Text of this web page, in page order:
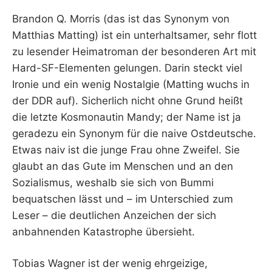
Brandon Q. Morris (das ist das Synonym von
Matthias Matting) ist ein unterhaltsamer, sehr flott
zu lesender Heimatroman der besonderen Art mit
Hard-SF-Elementen gelungen. Darin steckt viel
Ironie und ein wenig Nostalgie (Matting wuchs in
der DDR auf). Sicherlich nicht ohne Grund heißt
die letzte Kosmonautin Mandy; der Name ist ja
geradezu ein Synonym für die naive Ostdeutsche.
Etwas naiv ist die junge Frau ohne Zweifel. Sie
glaubt an das Gute im Menschen und an den
Sozialismus, weshalb sie sich von Bummi
bequatschen lässt und – im Unterschied zum
Leser – die deutlichen Anzeichen der sich
anbahnenden Katastrophe übersieht.
Tobias Wagner ist der wenig ehrgeizige,